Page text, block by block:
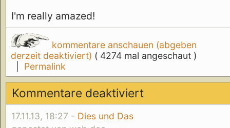
I'm really amazed!
kommentare anschauen (abgeben
derzeit deaktiviert) ( 4274 mal angeschaut )
Permalink
Kommentare deaktiviert
17.11.13, 18:27 - Dies und Das